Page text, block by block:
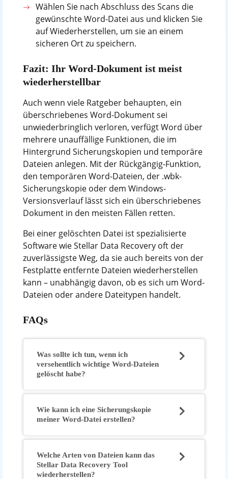
Wählen Sie nach Abschluss des Scans die
gewünschte Word-Datei aus und klicken Sie
auf Wiederherstellen, um sie an einem
sicheren Ort zu speichern.
Fazit: Ihr Word-Dokument ist meist
wiederherstellbar
Auch wenn viele Ratgeber behaupten, ein
überschriebenes Word-Dokument sei
unwiederbringlich verloren, verfügt Word über
mehrere unauffällige Funktionen, die im
Hintergrund Sicherungskopien und temporäre
Dateien anlegen. Mit der Rückgängig-Funktion,
den temporären Word-Dateien, der .wbk-
Sicherungskopie oder dem Windows-
Versionsverlauf lässt sich ein überschriebenes
Dokument in den meisten Fällen retten.
Bei einer gelöschten Datei ist spezialisierte
Software wie Stellar Data Recovery oft der
zuverlässigste Weg, da sie auch bereits von der
Festplatte entfernte Dateien wiederherstellen
kann – unabhängig davon, ob es sich um Word-
Dateien oder andere Dateitypen handelt.
FAQs
Was sollte ich tun, wenn ich
versehentlich wichtige Word-Dateien
gelöscht habe?
Wie kann ich eine Sicherungskopie
meiner Word-Datei erstellen?
Welche Arten von Dateien kann das
Stellar Data Recovery Tool
wiederherstellen?